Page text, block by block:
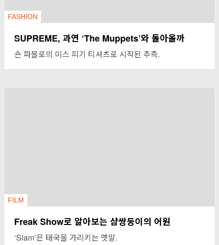
FASHION
SUPREME, 과연 ‘The Muppets’와 돌아올까
숀 파블로의 미스 피기 티셔츠로 시작된 추측.
FILM
Freak Show로 알아보는 샴쌍둥이의 어원
‘Siam’은 태국을 가리키는 옛말.